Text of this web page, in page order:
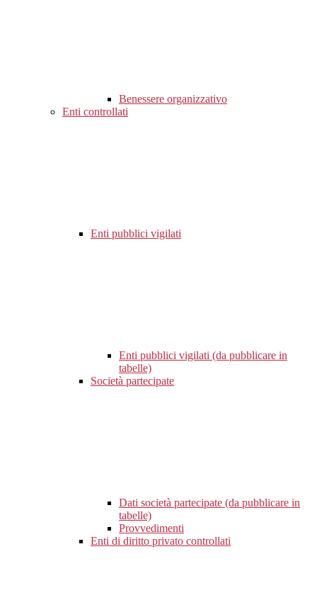
Benessere organizzativo
Enti controllati
Enti pubblici vigilati
Enti pubblici vigilati (da pubblicare in
tabelle)
Società partecipate
Dati società partecipate (da pubblicare in
tabelle)
Provvedimenti
Enti di diritto privato controllati